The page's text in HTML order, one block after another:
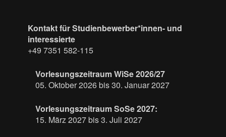
Kontakt für Studienbewerber*innen- und
interessierte
+49 7351 582-115
Vorlesungszeitraum WiSe 2026/27
05. Oktober 2026 bis 30. Januar 2027
Vorlesungszeitraum SoSe 2027:
15. März 2027 bis 3. Juli 2027